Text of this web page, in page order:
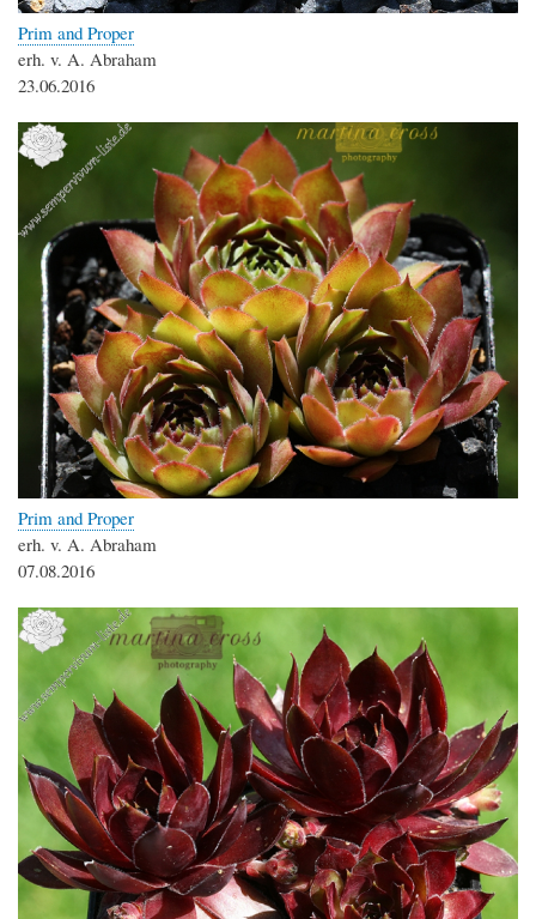
Prim and Proper
erh. v. A. Abraham
23.06.2016
Prim and Proper
erh. v. A. Abraham
07.08.2016